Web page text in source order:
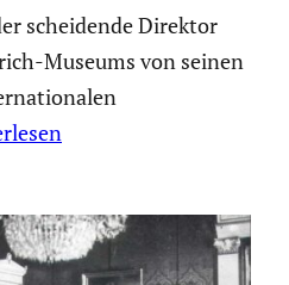
scheidende Direktor
Museums von seinen